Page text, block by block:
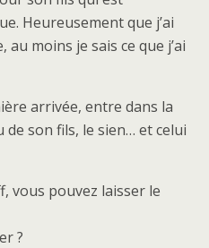
Heureusement que j’ai
moins je sais ce que j’ai
arrivée, entre dans la
de son fils, le sien… et celui
vous pouvez laisser le
?